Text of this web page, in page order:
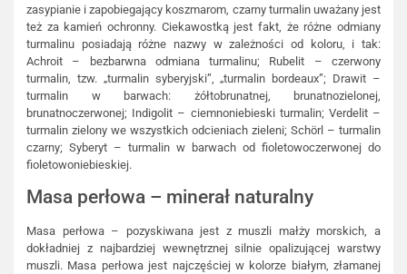
zasypianie i zapobiegający koszmarom, czarny turmalin uważany jest
też za kamień ochronny. Ciekawostką jest fakt, że różne odmiany
turmalinu posiadają różne nazwy w zależności od koloru, i tak:
Achroit – bezbarwna odmiana turmalinu; Rubelit – czerwony
turmalin, tzw. „turmalin syberyjski”, „turmalin bordeaux”; Drawit –
turmalin w barwach: żółtobrunatnej, brunatnozielonej,
brunatnoczerwonej; Indigolit – ciemnoniebieski turmalin; Verdelit –
turmalin zielony we wszystkich odcieniach zieleni; Schörl – turmalin
czarny; Syberyt – turmalin w barwach od fioletowoczerwonej do
fioletowoniebieskiej.
Masa perłowa – minerał naturalny
Masa perłowa – pozyskiwana jest z muszli małży morskich, a
dokładniej z najbardziej wewnętrznej silnie opalizującej warstwy
muszli. Masa perłowa jest najczęściej w kolorze białym, złamanej